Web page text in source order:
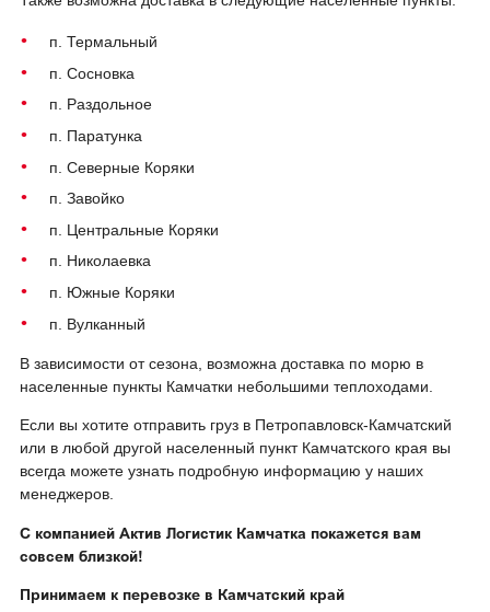
п. Термальный
п. Сосновка
п. Раздольное
п. Паратунка
п. Северные Коряки
п. Завойко
п. Центральные Коряки
п. Николаевка
п. Южные Коряки
п. Вулканный
В зависимости от сезона, возможна доставка по морю в
населенные пункты Камчатки небольшими теплоходами.
Если вы хотите отправить груз в Петропавловск-Камчатский
или в любой другой населенный пункт Камчатского края вы
всегда можете узнать подробную информацию у наших
менеджеров.
С компанией Актив Логистик Камчатка покажется вам
совсем близкой!
Принимаем к перевозке в Камчатский край